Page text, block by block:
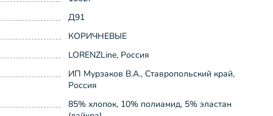
Д91
КОРИЧНЕВЫЕ
LORENZLine, Россия
ИП Мурзаков В.А., Ставропольский край,
Россия
85% хлопок, 10% полиамид, 5% эластан